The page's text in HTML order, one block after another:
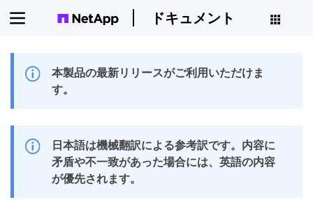
ドキュメント
本製品の最新リリースがご利用いただけま
す。
日本語は機械翻訳による参考訳です。内容に
矛盾や不一致があった場合には、英語の内容
が優先されます。